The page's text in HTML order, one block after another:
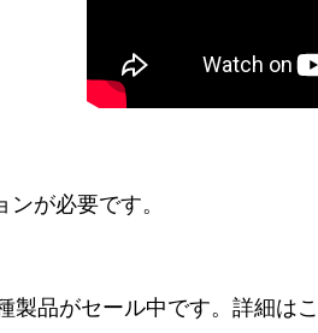
が必要です。
製品がセール中です。詳細はこ